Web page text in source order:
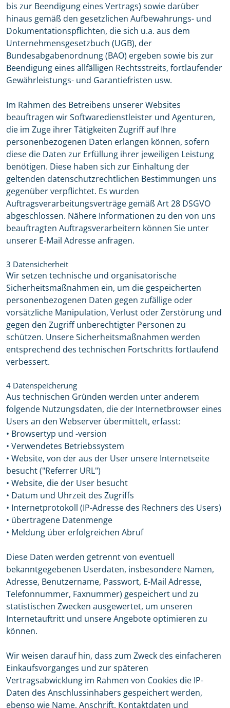
bis zur Beendigung eines Vertrags) sowie darüber
hinaus gemäß den gesetzlichen Aufbewahrungs- und
Dokumentationspflichten, die sich u.a. aus dem
Unternehmensgesetzbuch (UGB), der
Bundesabgabenordnung (BAO) ergeben sowie bis zur
Beendigung eines allfälligen Rechtsstreits, fortlaufender
Gewährleistungs- und Garantiefristen usw.
Im Rahmen des Betreibens unserer Websites
beauftragen wir Softwaredienstleister und Agenturen,
die im Zuge ihrer Tätigkeiten Zugriff auf Ihre
personenbezogenen Daten erlangen können, sofern
diese die Daten zur Erfüllung ihrer jeweiligen Leistung
benötigen. Diese haben sich zur Einhaltung der
geltenden datenschutzrechtlichen Bestimmungen uns
gegenüber verpflichtet. Es wurden
Auftragsverarbeitungsverträge gemäß Art 28 DSGVO
abgeschlossen. Nähere Informationen zu den von uns
beauftragten Auftragsverarbeitern können Sie unter
unserer E-Mail Adresse anfragen.
3 Datensicherheit
Wir setzen technische und organisatorische
Sicherheitsmaßnahmen ein, um die gespeicherten
personenbezogenen Daten gegen zufällige oder
vorsätzliche Manipulation, Verlust oder Zerstörung und
gegen den Zugriff unberechtigter Personen zu
schützen. Unsere Sicherheitsmaßnahmen werden
entsprechend des technischen Fortschritts fortlaufend
verbessert.
4 Datenspeicherung
Aus technischen Gründen werden unter anderem
folgende Nutzungsdaten, die der Internetbrowser eines
Users an den Webserver übermittelt, erfasst:
• Browsertyp und -version
• Verwendetes Betriebssystem
• Website, von der aus der User unsere Internetseite
besucht ("Referrer URL")
• Website, die der User besucht
• Datum und Uhrzeit des Zugriffs
• Internetprotokoll (IP-Adresse des Rechners des Users)
• übertragene Datenmenge
• Meldung über erfolgreichen Abruf
Diese Daten werden getrennt von eventuell
bekanntgegebenen Userdaten, insbesondere Namen,
Adresse, Benutzername, Passwort, E-Mail Adresse,
Telefonnummer, Faxnummer) gespeichert und zu
statistischen Zwecken ausgewertet, um unseren
Internetauftritt und unsere Angebote optimieren zu
können.
Wir weisen darauf hin, dass zum Zweck des einfacheren
Einkaufsvorganges und zur späteren
Vertragsabwicklung im Rahmen von Cookies die IP-
Daten des Anschlussinhabers gespeichert werden,
ebenso wie Name, Anschrift, Kontaktdaten und